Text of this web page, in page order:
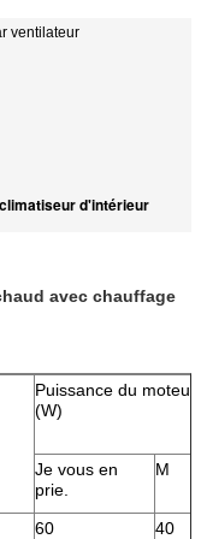
ventilateur
climatiseur d'intérieur
avec chauffage
Puissance du moteur
(W)
Je vous en
prie.
M
60 40